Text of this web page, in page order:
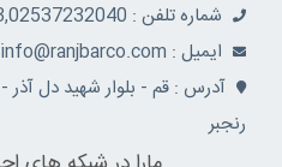
شماره تلفن : 02537235233,02537232040
ايميل : info@ranjbarco.com
رنجبر